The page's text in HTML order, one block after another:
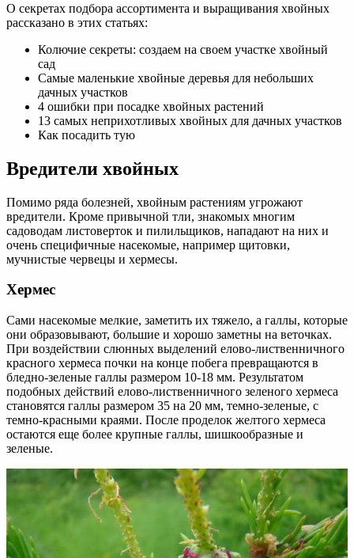
О секретах подбора ассортимента и выращивания хвойных
рассказано в этих статьях:
Колючие секреты: создаем на своем участке хвойный
сад
Самые маленькие хвойные деревья для небольших
дачных участков
4 ошибки при посадке хвойных растений
13 самых неприхотливых хвойных для дачных участков
Как посадить тую
Вредители хвойных
Помимо ряда болезней, хвойным растениям угрожают
вредители. Кроме привычной тли, знакомых многим
садоводам листоверток и пилильщиков, нападают на них и
очень специфичные насекомые, например щитовки,
мучнистые червецы и хермесы.
Хермес
Сами насекомые мелкие, заметить их тяжело, а галлы, которые
они образовывают, большие и хорошо заметны на веточках.
При воздействии слюнных выделений елово-лиственничного
красного хермеса почки на конце побега превращаются в
бледно-зеленые галлы размером 10-18 мм. Результатом
подобных действий елово-лиственничного зеленого хермеса
становятся галлы размером 35 на 20 мм, темно-зеленые, с
темно-красными краями. После проделок желтого хермеса
остаются еще более крупные галлы, шишкообразные и
зеленые.